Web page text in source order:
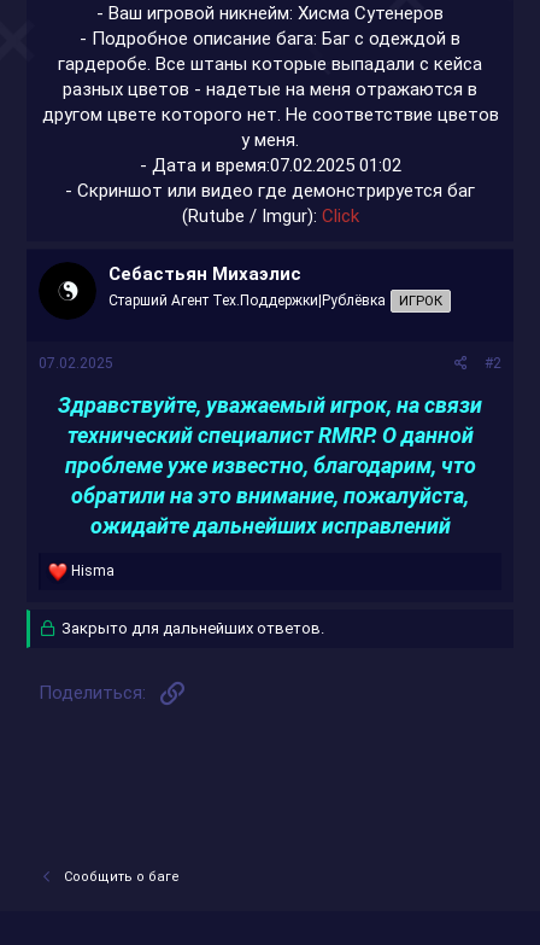
- Ваш игровой никнейм: Хисма Сутенеров
- Подробное описание бага: Баг с одеждой в
гардеробе. Все штаны которые выпадали с кейса
разных цветов - надетые на меня отражаются в
другом цвете которого нет. Не соответствие цветов
у меня.
- Дата и время:07.02.2025 01:02
- Скриншот или видео где демонстрируется баг
(Rutube / Imgur): Click
Себастьян Михаэлис
Старший Агент Тех.Поддержки|Рублёвка ИГРОК
07.02.2025 #2
Здравствуйте, уважаемый игрок, на связи
технический специалист RMRP. О данной
проблеме уже известно, благодарим, что
обратили на это внимание, пожалуйста,
ожидайте дальнейших исправлений
Р
к
и
:
Hisma
Закрыто для дальнейших ответов.
Поделиться:
Сообщить о баге